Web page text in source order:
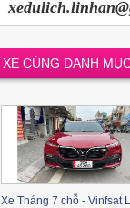
XE CÙNG DANH
Xe Tháng 7 chỗ - Vinfsat